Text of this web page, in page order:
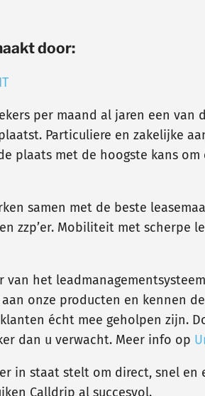
door:
per maand al jaren een
Particuliere en zakelijke
plaats met de hoogste kans
samen met de beste
zzp’er. Mobiliteit met scherpe
het
aan onze producten en kennen
écht mee geholpen zijn.
dan u verwacht. Meer info op
in staat stelt om direct, snel
Calldrip al succesvol.